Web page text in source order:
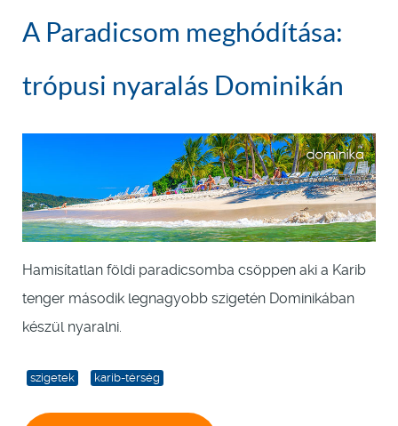
A Paradicsom meghódítása:
trópusi nyaralás Dominikán
Hamisítatlan földi paradicsomba csöppen aki a Karib
tenger második legnagyobb szigetén Dominikában
készül nyaralni.
szigetek karib-térség